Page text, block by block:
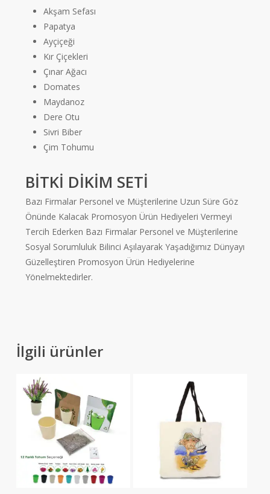
Akşam Sefası
Papatya
Ayçiçeği
Kır Çiçekleri
Çınar Ağacı
Domates
Maydanoz
Dere Otu
Sivri Biber
Çim Tohumu
BİTKİ DİKİM SETİ
Bazı Firmalar Personel ve Müşterilerine Uzun Süre Göz
Önünde Kalacak Promosyon Ürün Hediyeleri Vermeyi
Tercih Ederken Bazı Firmalar Personel ve Müşterilerine
Sosyal Sorumluluk Bilinci Aşılayarak Yaşadığımız Dünyayı
Güzelleştiren Promosyon Ürün Hediyelerine
Yönelmektedirler.
İlgili ürünler